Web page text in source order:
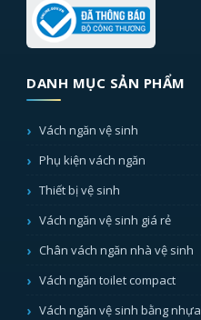
DANH MỤC SẢN PHẨM
Vách ngăn vệ sinh
Phụ kiện vách ngăn
Thiết bị vệ sinh
Vách ngăn vệ sinh giá rẻ
Chân vách ngăn nhà vệ sinh
Vách ngăn toilet compact
Vách ngăn vệ sinh bằng nhựa